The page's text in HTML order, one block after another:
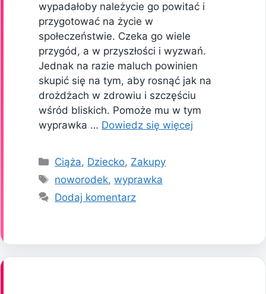
wypadałoby należycie go powitać i
przygotować na życie w
społeczeństwie. Czeka go wiele
przygód, a w przyszłości i wyzwań.
Jednak na razie maluch powinien
skupić się na tym, aby rosnąć jak na
drożdżach w zdrowiu i szczęściu
wśród bliskich. Pomoże mu w tym
wyprawka … Dowiedz się więcej
Kategorie
Ciąża, Dziecko, Zakupy
Tagi
noworodek,wyprawka
Dodaj komentarz